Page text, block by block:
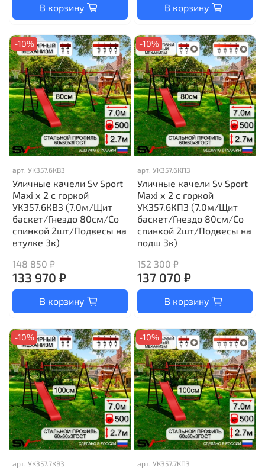
В корзину В корзину
-10%
арт. УК357.6КВ3
Уличные качели Sv Sport
Maxi х 2 с горкой
УК357.6КВ3 (7.0м/Щит
баскет/Гнездо 80см/Со
спинкой 2шт/Подвесы на
втулке 3к)
148 850 ₽
133 970 ₽
В корзину
-10%
арт. УК357.6КП3
Уличные качели Sv Sport
Maxi х 2 с горкой
УК357.6КП3 (7.0м/Щит
баскет/Гнездо 80см/Со
спинкой 2шт/Подвесы на
подш 3к)
152 300 ₽
137 070 ₽
В корзину
-10%
арт. УК357.7КВ3
-10%
арт. УК357.7КП3